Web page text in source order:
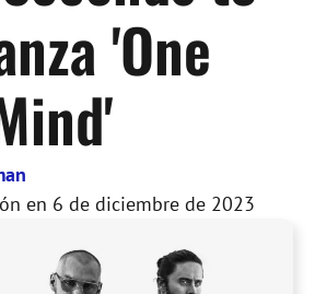
'One
en 6 de diciembre de 2023